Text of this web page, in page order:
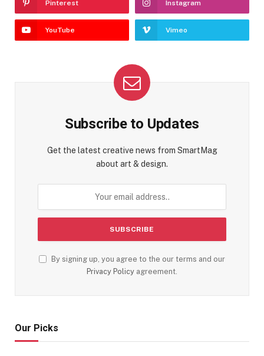
Pinterest Instagram
YouTube Vimeo
Subscribe to Updates
Get the latest creative news from SmartMag
about art & design.
By signing up, you agree to the our terms and our
Privacy Policy agreement.
Our Picks